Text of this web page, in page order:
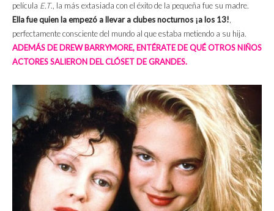
película E.T., la más extasiada con el éxito de la pequeña fue su madre.
Ella fue quien la empezó a llevar a clubes nocturnos ¡a los 13!,
perfectamente consciente del mundo al que estaba metiendo a su hija.
ADEMÁS DE DREW BARRYMORE, ENTÉRATE DE QUÉ OTROS NIÑOS
ACTORES SALIERON DEL CLÓSET DE GRANDES.